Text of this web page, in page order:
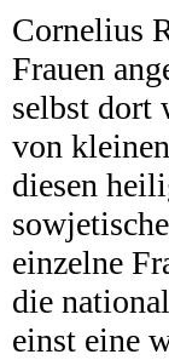
Cornelius
Frauen
selbst dort
von
diesen
einzelne
die
einst eine